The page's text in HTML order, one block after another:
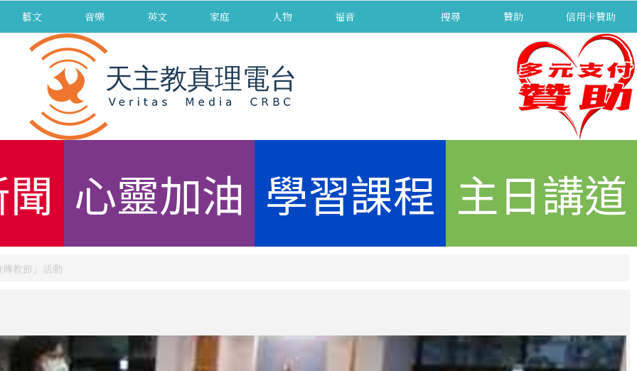
藝文 音樂 英文 家庭 人物 福音 搜尋 贊助 信用卡贊助
心靈加油 學習課程 主日講道
教節」活動